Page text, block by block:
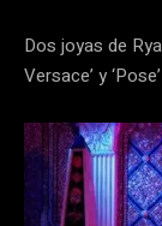
Dos joyas de
Versace’ y ‘Pose’